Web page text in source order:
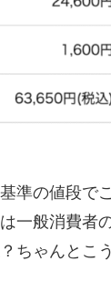
準の値段で
一般消費者
ちゃんとこ